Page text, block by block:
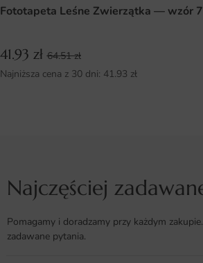
Fototapeta Leśne Zwierzątka — wzór 7
41.93 zł 64.51zł
Najniższa cena z 30 dni: 41.93 zł
Najczęściej
Pomagamy i doradzamy przy każdym
zadawane pytania.